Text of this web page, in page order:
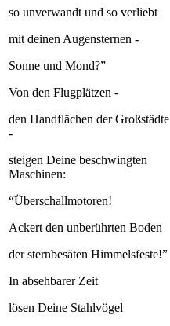
so unverwandt und so verliebt
mit deinen Augensternen -
Sonne und Mond?”
Von den Flugplätzen -
den Handflächen der Großstädte
-
steigen Deine beschwingten
Maschinen:
“Überschallmotoren!
Ackert den unberührten Boden
der sternbesäten Himmelsfeste!”
In absehbarer Zeit
lösen Deine Stahlvögel